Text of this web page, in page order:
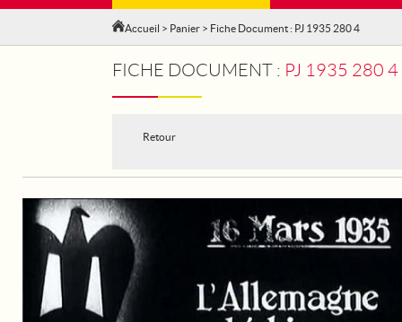
Accueil > Panier > Fiche Document : PJ 1935 280 4
FICHE DOCUMENT : PJ 1935 280 4
Retour